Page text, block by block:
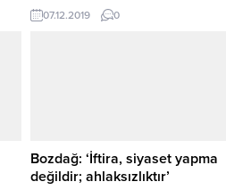
Yerköy TCDD Gar Müdürlüğü
personelini ziyaret etti.
07.12.2019 0
Bozdağ: ‘İftira, siyaset yapma
değildir; ahlaksızlıktır’